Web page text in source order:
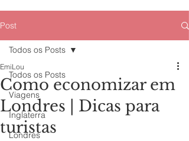
Post
Todos os Posts
Viagens
Inglaterra
Londres
Todos os Posts
Como economizar em
Londres | Dicas para
turistas
EmiLou